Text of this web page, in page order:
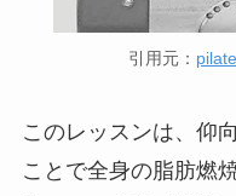
引用元：
このレッスンは、仰
ことで全身の脂肪燃